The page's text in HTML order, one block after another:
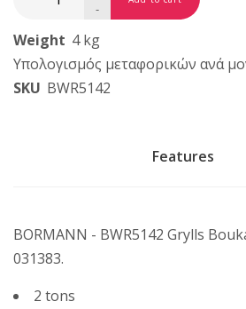
-
Weight 4 kg
Υπολογισμός μεταφορικών ανά
SKU BWR5142
Features
BORMANN - BWR5142 Grylls
031383.
2 tons